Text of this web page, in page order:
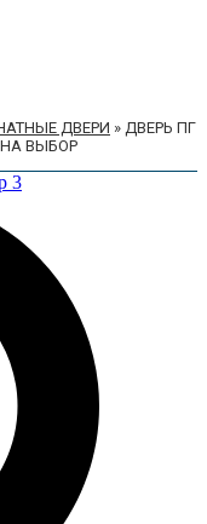
ДВЕРИ » ДВЕРЬ ПГ
ВЫБОР